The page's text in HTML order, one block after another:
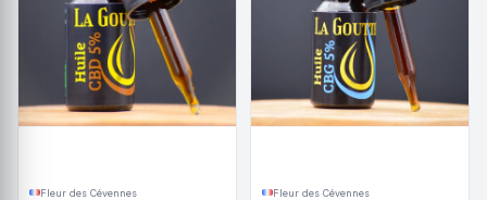
Fleur des Cévennes Fleur des Cévennes